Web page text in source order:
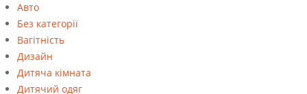
Авто
Без категорії
Вагітність
Дизайн
Дитяча кімната
Дитячий одяг